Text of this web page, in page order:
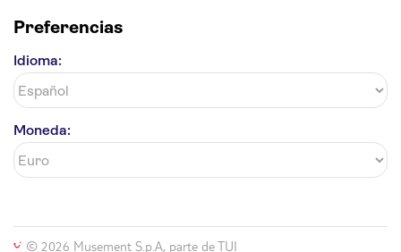
Preferencias
Idioma:
Moneda:
© 2026 Musement S.p.A, parte de TUI